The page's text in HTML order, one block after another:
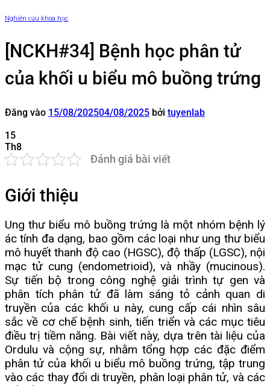
Nghiên cứu khoa học
[NCKH#34] Bệnh học phân tử
của khối u biểu mô buồng trứng
Đăng vào 15/08/202504/08/2025 bởi tuyenlab
15
Th8
Đánh giá bài viết
Giới thiệu
Ung thư biểu mô buồng trứng là một nhóm bệnh lý
ác tính đa dạng, bao gồm các loại như ung thư biểu
mô huyết thanh độ cao (HGSC), độ thấp (LGSC), nội
mạc tử cung (endometrioid), và nhầy (mucinous).
Sự tiến bộ trong công nghệ giải trình tự gen và
phân tích phân tử đã làm sáng tỏ cảnh quan di
truyền của các khối u này, cung cấp cái nhìn sâu
sắc về cơ chế bệnh sinh, tiến triển và các mục tiêu
điều trị tiềm năng. Bài viết này, dựa trên tài liệu của
Ordulu và cộng sự, nhằm tổng hợp các đặc điểm
phân tử của khối u biểu mô buồng trứng, tập trung
vào các thay đổi di truyền, phân loại phân tử, và các